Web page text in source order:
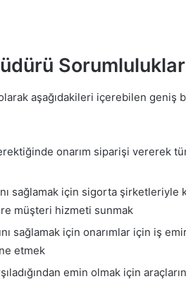
aşağıdakileri içerebilen geniş
onarım siparişi vererek
sağlamak için sigorta
müşteri hizmeti sunmak
sağlamak için onarımlar için iş
etmek
emin olmak için